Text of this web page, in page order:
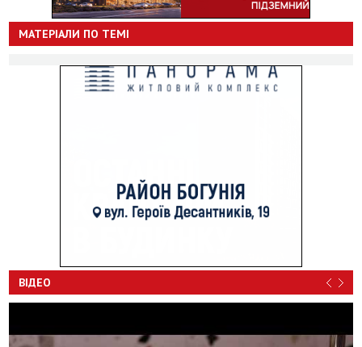
МАТЕРІАЛИ ПО ТЕМІ
ВІДЕО